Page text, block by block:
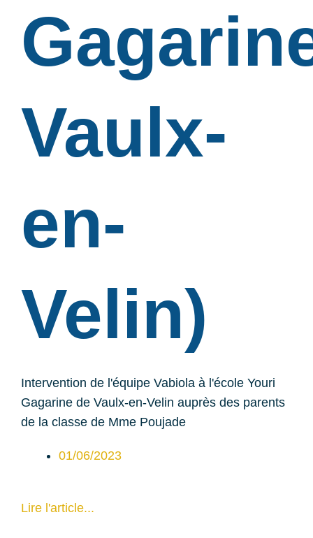
Vaulx-
en-
Velin)
Intervention de l'équipe Vabiola à l'école Youri
Gagarine de Vaulx-en-Velin auprès des parents
de la classe de Mme Poujade
01/06/2023
Lire l'article...